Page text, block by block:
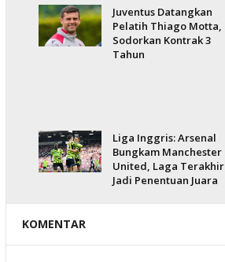
Juventus Datangkan
Pelatih Thiago Motta,
Sodorkan Kontrak 3
Tahun
Liga Inggris: Arsenal
Bungkam Manchester
United, Laga Terakhir
Jadi Penentuan Juara
KOMENTAR